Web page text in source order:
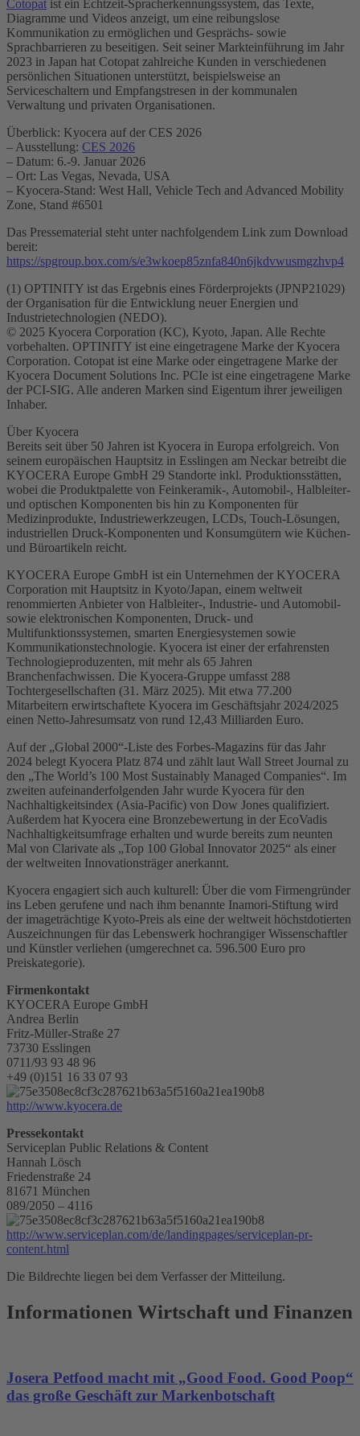
Cotopat ist ein Echtzeit-Spracherkennungssystem, das Texte,
Diagramme und Videos anzeigt, um eine reibungslose
Kommunikation zu ermöglichen und Gesprächs- sowie
Sprachbarrieren zu beseitigen. Seit seiner Markteinführung im Jahr
2023 in Japan hat Cotopat zahlreiche Kunden in verschiedenen
persönlichen Situationen unterstützt, beispielsweise an
Serviceschaltern und Empfangstresen in der kommunalen
Verwaltung und privaten Organisationen.
Überblick: Kyocera auf der CES 2026
– Ausstellung: CES 2026
– Datum: 6.-9. Januar 2026
– Ort: Las Vegas, Nevada, USA
– Kyocera-Stand: West Hall, Vehicle Tech and Advanced Mobility
Zone, Stand #6501
Das Pressematerial steht unter nachfolgendem Link zum Download
bereit:
https://spgroup.box.com/s/e3wkoep85znfa840n6jkdvwusmgzhvp4
(1) OPTINITY ist das Ergebnis eines Förderprojekts (JPNP21029)
der Organisation für die Entwicklung neuer Energien und
Industrietechnologien (NEDO).
© 2025 Kyocera Corporation (KC), Kyoto, Japan. Alle Rechte
vorbehalten. OPTINITY ist eine eingetragene Marke der Kyocera
Corporation. Cotopat ist eine Marke oder eingetragene Marke der
Kyocera Document Solutions Inc. PCIe ist eine eingetragene Marke
der PCI-SIG. Alle anderen Marken sind Eigentum ihrer jeweiligen
Inhaber.
Über Kyocera
Bereits seit über 50 Jahren ist Kyocera in Europa erfolgreich. Von
seinem europäischen Hauptsitz in Esslingen am Neckar betreibt die
KYOCERA Europe GmbH 29 Standorte inkl. Produktionsstätten,
wobei die Produktpalette von Feinkeramik-, Automobil-, Halbleiter-
und optischen Komponenten bis hin zu Komponenten für
Medizinprodukte, Industriewerkzeugen, LCDs, Touch-Lösungen,
industriellen Druck-Komponenten und Konsumgütern wie Küchen-
und Büroartikeln reicht.
KYOCERA Europe GmbH ist ein Unternehmen der KYOCERA
Corporation mit Hauptsitz in Kyoto/Japan, einem weltweit
renommierten Anbieter von Halbleiter-, Industrie- und Automobil-
sowie elektronischen Komponenten, Druck- und
Multifunktionssystemen, smarten Energiesystemen sowie
Kommunikationstechnologie. Kyocera ist einer der erfahrensten
Technologieproduzenten, mit mehr als 65 Jahren
Branchenfachwissen. Die Kyocera-Gruppe umfasst 288
Tochtergesellschaften (31. März 2025). Mit etwa 77.200
Mitarbeitern erwirtschaftete Kyocera im Geschäftsjahr 2024/2025
einen Netto-Jahresumsatz von rund 12,43 Milliarden Euro.
Auf der „Global 2000“-Liste des Forbes-Magazins für das Jahr
2024 belegt Kyocera Platz 874 und zählt laut Wall Street Journal zu
den „The World’s 100 Most Sustainably Managed Companies“. Im
zweiten aufeinanderfolgenden Jahr wurde Kyocera für den
Nachhaltigkeitsindex (Asia-Pacific) von Dow Jones qualifiziert.
Außerdem hat Kyocera eine Bronzebewertung in der EcoVadis
Nachhaltigkeitsumfrage erhalten und wurde bereits zum neunten
Mal von Clarivate als „Top 100 Global Innovator 2025“ als einer
der weltweiten Innovationsträger anerkannt.
Kyocera engagiert sich auch kulturell: Über die vom Firmengründer
ins Leben gerufene und nach ihm benannte Inamori-Stiftung wird
der imageträchtige Kyoto-Preis als eine der weltweit höchstdotierten
Auszeichnungen für das Lebenswerk hochrangiger Wissenschaftler
und Künstler verliehen (umgerechnet ca. 596.500 Euro pro
Preiskategorie).
Firmenkontakt
KYOCERA Europe GmbH
Andrea Berlin
Fritz-Müller-Straße 27
73730 Esslingen
0711/93 93 48 96
+49 (0)151 16 33 07 93
http://www.kyocera.de
Pressekontakt
Serviceplan Public Relations & Content
Hannah Lösch
Friedenstraße 24
81671 München
089/2050 – 4116
http://www.serviceplan.com/de/landingpages/serviceplan-pr-
content.html
Die Bildrechte liegen bei dem Verfasser der Mitteilung.
Informationen Wirtschaft und Finanzen
Josera Petfood macht mit „Good Food. Good Poop“
das große Geschäft zur Markenbotschaft